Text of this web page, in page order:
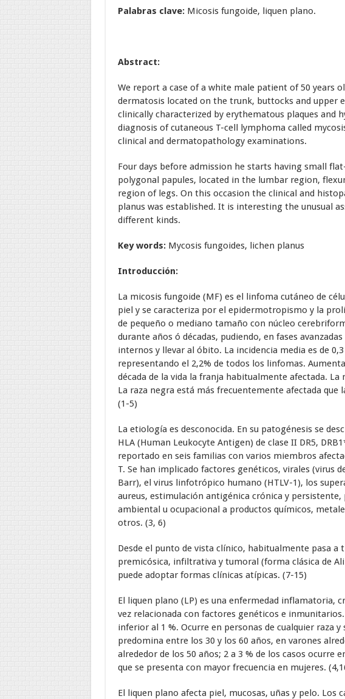
Palabras clave:Micosis fungoide, liquen plano.
Abstract:
We report a case of a white male patient of 50 years
dermatosis located on the trunk, buttocks and upper
clinically characterized by erythematous plaques and
diagnosis of cutaneous T-cell lymphoma called
clinical and dermatopathology examinations.
Four days before admission he starts having small
polygonal papules, located in the lumbar region,
region of legs. On this occasion the clinical and
planus was established. It is interesting the unusual
different kinds.
Key words:Mycosis fungoides, lichen planus
Introducción:
La micosis fungoide (MF) es el linfoma cutáneo de
piel y se caracteriza por el epidermotropismo y la
de pequeño o mediano tamaño con núcleo
durante años ó décadas, pudiendo, en fases
internos y llevar al óbito. La incidencia media es de
representando el 2,2% de todos los linfomas.
década de la vida la franja habitualmente afectada.
La raza negra está más frecuentemente afectada que
(1-5)
La etiología es desconocida. En su patogénesis se
HLA (Human Leukocyte Antigen) de clase II DR5,
reportado en seis familias con varios miembros
T. Se han implicado factores genéticos, virales (virus
Barr), el virus linfotrópico humano (HTLV-1), los
aureus, estimulación antigénica crónica y
ambiental u ocupacional a productos químicos,
otros. (3, 6)
Desde el punto de vista clínico, habitualmente pasa a
premicósica, infiltrativa y tumoral (forma clásica de
puede adoptar formas clínicas atípicas. (7-15)
El liquen plano (LP) es una enfermedad inflamatoria,
vez relacionada con factores genéticos e
inferior al 1 %. Ocurre en personas de cualquier raza y
predomina entre los 30 y los 60 años, en varones
alrededor de los 50 años; 2 a 3 % de los casos ocurre
que se presenta con mayor frecuencia en mujeres.
El liquen plano afecta piel, mucosas, uñas y pelo. Los